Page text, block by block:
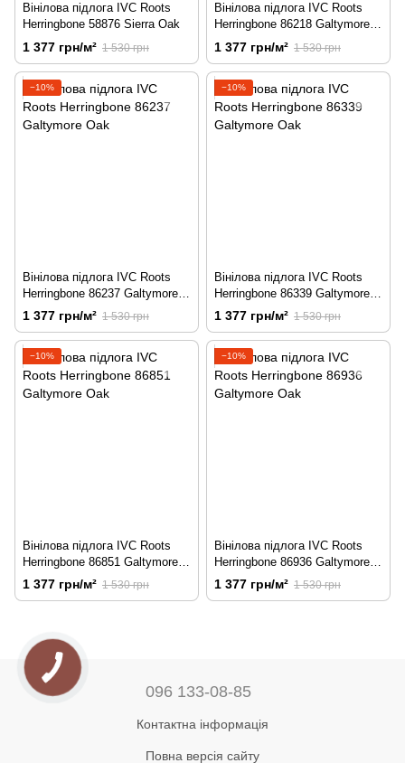
Вінілова підлога IVC Roots
Herringbone 58876 Sierra Oak
1 377 грн/м² 1 530 грн
Вінілова підлога IVC Roots
Herringbone 86218 Galtymore
Oak
1 377 грн/м² 1 530 грн
−10%
Вінілова підлога IVC Roots
Herringbone 86237 Galtymore
Oak
1 377 грн/м² 1 530 грн
−10%
Вінілова підлога IVC Roots
Herringbone 86339 Galtymore
Oak
1 377 грн/м² 1 530 грн
−10%
Вінілова підлога IVC Roots
Herringbone 86851 Galtymore
Oak
1 377 грн/м² 1 530 грн
−10%
Вінілова підлога IVC Roots
Herringbone 86936 Galtymore
Oak
1 377 грн/м² 1 530 грн
096 133-08-85
Контактна інформація
Повна версія сайту